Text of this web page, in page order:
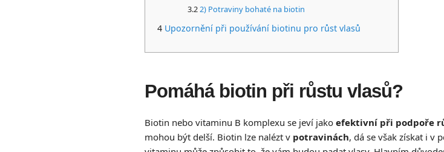
2) Potraviny bohaté na biotin
Upozornění při používání biotinu pro růst vlasů
Pomáhá biotin při růstu vlasů?
Biotin nebo vitaminu B komplexu se jeví jako efektivní při podpoře
mohou být delší. Biotin lze nalézt v potravinách, dá se však získat i v